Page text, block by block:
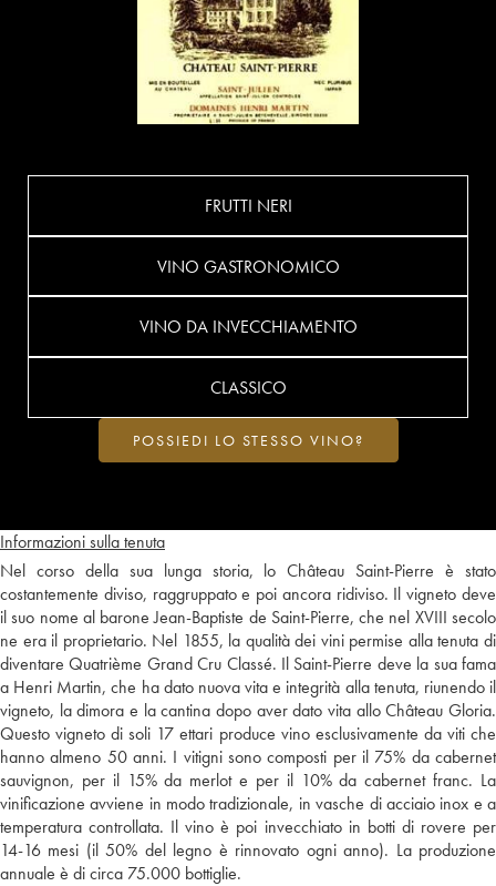
Informazioni sulla tenuta
Nel corso della sua lunga storia, lo Château Saint-Pierre è stato
costantemente diviso, raggruppato e poi ancora ridiviso. Il vigneto deve
il suo nome al barone Jean-Baptiste de Saint-Pierre, che nel XVIII secolo
ne era il proprietario. Nel 1855, la qualità dei vini permise alla tenuta di
diventare Quatrième Grand Cru Classé. Il Saint-Pierre deve la sua fama
a Henri Martin, che ha dato nuova vita e integrità alla tenuta, riunendo il
vigneto, la dimora e la cantina dopo aver dato vita allo Château Gloria.
Questo vigneto di soli 17 ettari produce vino esclusivamente da viti che
hanno almeno 50 anni. I vitigni sono composti per il 75% da cabernet
sauvignon, per il 15% da merlot e per il 10% da cabernet franc. La
vinificazione avviene in modo tradizionale, in vasche di acciaio inox e a
temperatura controllata. Il vino è poi invecchiato in botti di rovere per
14-16 mesi (il 50% del legno è rinnovato ogni anno). La produzione
annuale è di circa 75.000 bottiglie.
FRUTTI NERI
VINO GASTRONOMICO
VINO DA INVECCHIAMENTO
CLASSICO
POSSIEDI LO STESSO VINO?